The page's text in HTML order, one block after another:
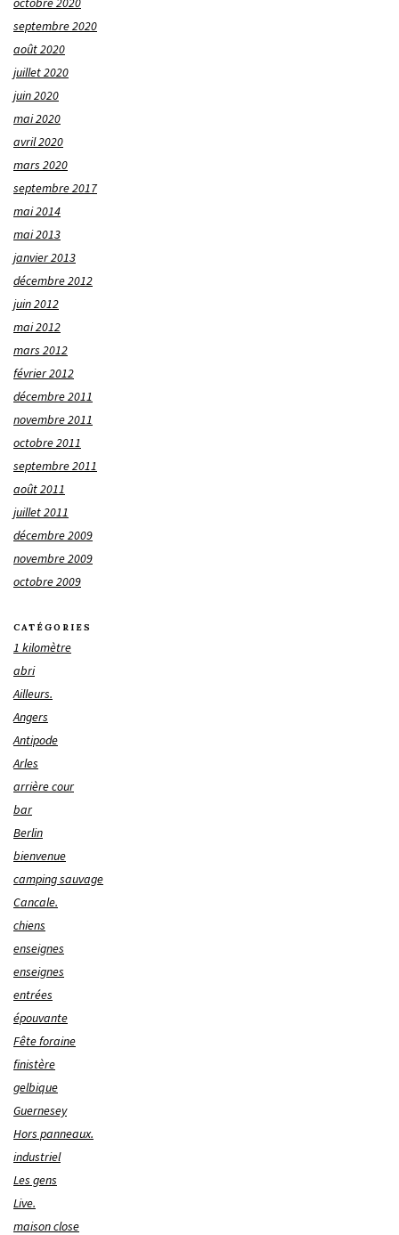
septembre 2020
août 2020
juillet 2020
juin 2020
mai 2020
avril 2020
mars 2020
septembre 2017
mai 2014
mai 2013
janvier 2013
décembre 2012
juin 2012
mai 2012
mars 2012
février 2012
décembre 2011
novembre 2011
octobre 2011
septembre 2011
août 2011
juillet 2011
décembre 2009
novembre 2009
octobre 2009
CATÉGORIES
1 kilomètre
abri
Ailleurs.
Angers
Antipode
Arles
arrière cour
bar
Berlin
bienvenue
camping sauvage
Cancale.
chiens
enseignes
enseignes
entrées
épouvante
Fête foraine
finistère
gelbique
Guernesey
Hors panneaux.
industriel
Les gens
Live.
maison close